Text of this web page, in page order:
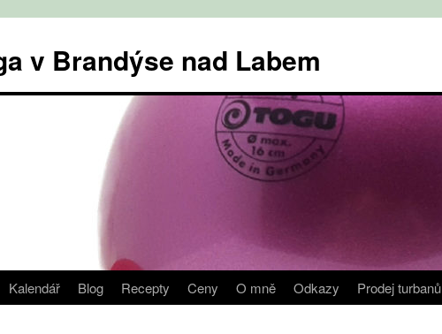
v Brandýse nad Labem
Kalendář Blog Recepty Ceny O mně Odkazy Prodej turbanů